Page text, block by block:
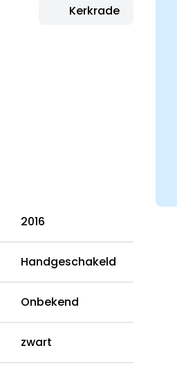
Kerkrade
2016
Handgeschakeld
Onbekend
zwart